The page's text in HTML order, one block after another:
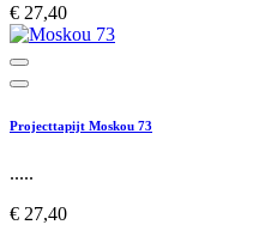
€ 27,40
Projecttapijt Moskou 73
.....
€ 27,40